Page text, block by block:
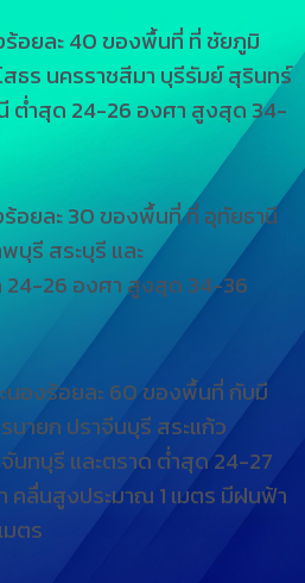
อยละ 40 ของพื้นที่ ที่ ชัยภูมิ
ธร นครราชสีมา บุรีรัมย์ สุรินทร์
ต่ำสุด 24-26 องศา สูงสุด 34-
อยละ 30 ของพื้นที่ ที่ อุทัยธานี
รี สระบุรี และ
24-26 องศา สูงสุด 34-36
องร้อยละ 60 ของพื้นที่ กับมี
ายก ปราจีนบุรี สระแก้ว
จันทบุรี และตราด ต่ำสุด 24-27
คลื่นสูงประมาณ 1 เมตร มีฝนฟ้า
มตร